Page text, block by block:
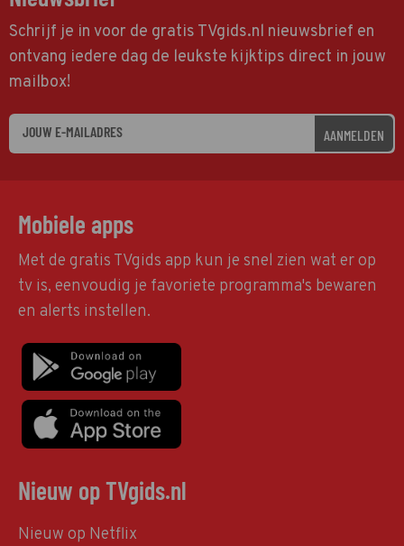
Schrijf je in voor de gratis TVgids.nl nieuwsbrief en
ontvang iedere dag de leukste kijktips direct in jouw
mailbox!
AANMELDEN
Mobiele apps
Met de gratis TVgids app kun je snel zien wat er op
tv is, eenvoudig je favoriete programma's bewaren
en alerts instellen.
Nieuw op TVgids.nl
Nieuw op Netflix